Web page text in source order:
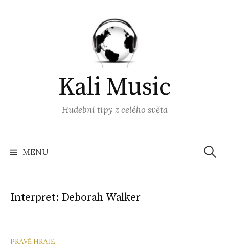
Kali Music
Hudební tipy z celého světa
MENU
Interpret: Deborah Walker
PRÁVĚ HRAJE